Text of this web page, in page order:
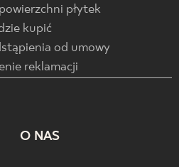
płytek
kupić
od umowy
reklamacji
O NAS